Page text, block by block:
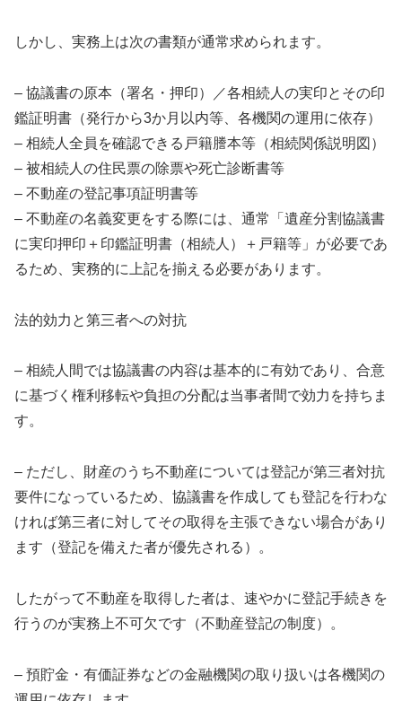
しかし、実務上は次の書類が通常求められます。
– 協議書の原本（署名・押印）／各相続人の実印とその印
鑑証明書（発行から3か月以内等、各機関の運用に依存）
– 相続人全員を確認できる戸籍謄本等（相続関係説明図）
– 被相続人の住民票の除票や死亡診断書等
– 不動産の登記事項証明書等
– 不動産の名義変更をする際には、通常「遺産分割協議書
に実印押印＋印鑑証明書（相続人）＋戸籍等」が必要であ
るため、実務的に上記を揃える必要があります。
法的効力と第三者への対抗
– 相続人間では協議書の内容は基本的に有効であり、合意
に基づく権利移転や負担の分配は当事者間で効力を持ちま
す。
– ただし、財産のうち不動産については登記が第三者対抗
要件になっているため、協議書を作成しても登記を行わな
ければ第三者に対してその取得を主張できない場合があり
ます（登記を備えた者が優先される）。
したがって不動産を取得した者は、速やかに登記手続きを
行うのが実務上不可欠です（不動産登記の制度）。
– 預貯金・有価証券などの金融機関の取り扱いは各機関の